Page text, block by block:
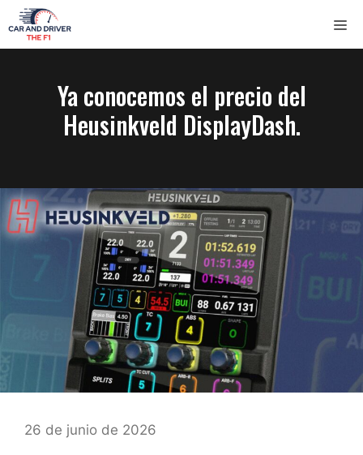
Saltar
al
contenido
Ya conocemos el precio del
Heusinkveld DisplayDash.
26 de junio de 2026